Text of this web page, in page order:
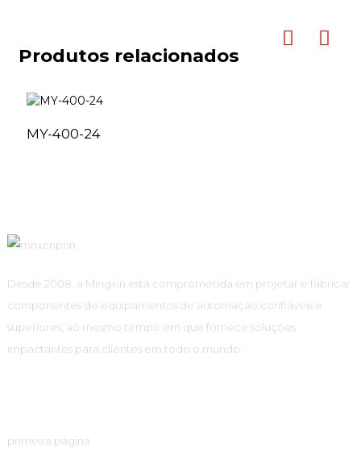
Produtos relacionados
MY-400-24
Desde 2008, a Mingxin está comprometida em projetar e fabricar
componentes de equipamentos de automação confiáveis ​​e
superiores, ao mesmo tempo em que fornece soluções
impactantes para clientes em todo o mundo.
primeira página